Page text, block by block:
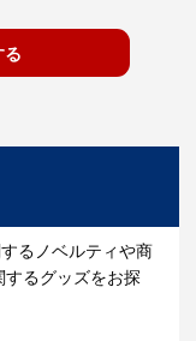
ユニフォームとして採用実
ムとし
ユニフォームとして
ッズとして物販で販売
お申し付けください。
るノベルティや商
るグッズをお探